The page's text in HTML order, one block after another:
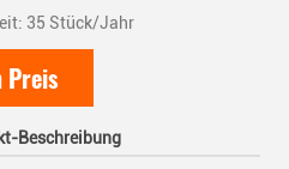
35 Stück/Jahr
Preis
Beschreibung